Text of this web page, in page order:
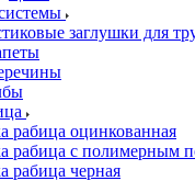
заглушки для
рабица оцинкованная
рабица с полимерным
рабица черная